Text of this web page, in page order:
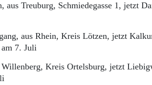
Treuburg, Schmiedegasse 1, jetzt
aus Rhein, Kreis Lötzen, jetzt
7. Juli
Willenberg, Kreis Ortelsburg, jetzt